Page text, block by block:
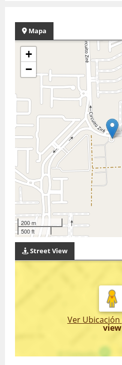
Mapa
+
−
200 m
500 ft
Street View
Ver Ubicación
view